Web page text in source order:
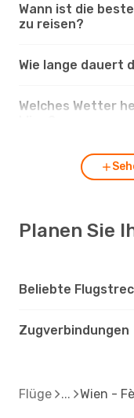
Wann ist die
zu reisen?
Wie lange dauert
Welches Wetter
Planen Sie
Beliebte
Zugverbindungen
Flüge Wien -